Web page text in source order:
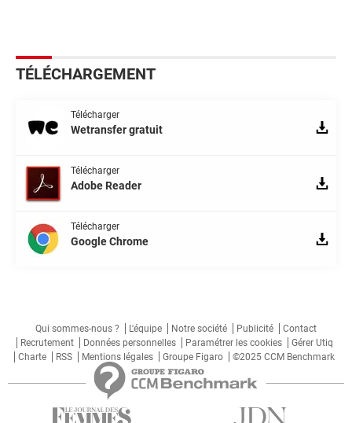
TÉLÉCHARGEMENT
Télécharger
Wetransfer gratuit
Télécharger
Adobe Reader
Télécharger
Google Chrome
Qui sommes-nous ? L'équipe Notre société Publicité
Contact
Recrutement
Données personnelles Paramétrer les cookies
Gérer Utiq
Charte
RSS Mentions légales Groupe Figaro ©2025 CCM Benchmark